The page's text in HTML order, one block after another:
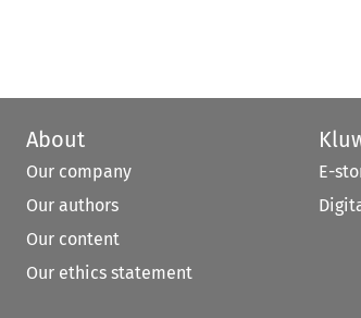
About
Our company
Our authors
Our content
Our ethics statement
E-